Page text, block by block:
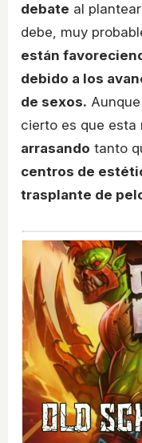
debate al
debe, muy
están
debido a los
de sexos.
cierto es que esta
arrasando tanto
centros de
trasplante de